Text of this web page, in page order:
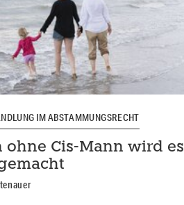
IM ABSTAMMUNGSRECHT
ohne Cis-Mann wird es